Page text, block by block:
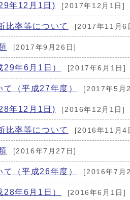
年12月1日) [2017年12月1日]
比率等について [2017年11月6
[2017年9月26日]
29年6月1日） [2017年6月1日]
（平成27年度） [2017年5月
年12月1日) [2016年12月1日]
比率等について [2016年11月4
[2016年7月27日]
（平成26年度） [2016年7月
28年6月1日） [2016年6月1日]